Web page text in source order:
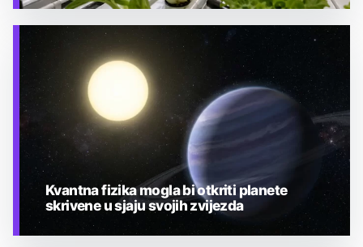
TEHNOLOGIJA
Kvantna fizika mogla bi otkriti planete
skrivene u sjaju svojih zvijezda